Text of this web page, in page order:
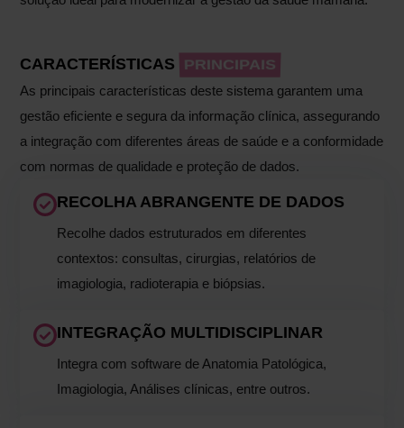
CARACTERÍSTICAS PRINCIPAIS
As principais características deste sistema garantem uma
gestão eficiente e segura da informação clínica, assegurando
a integração com diferentes áreas de saúde e a conformidade
com normas de qualidade e proteção de dados.
RECOLHA ABRANGENTE DE DADOS
Recolhe dados estruturados em diferentes
contextos: consultas, cirurgias, relatórios de
imagiologia, radioterapia e biópsias.
INTEGRAÇÃO MULTIDISCIPLINAR
Integra com software de Anatomia Patológica,
Imagiologia, Análises clínicas, entre outros.